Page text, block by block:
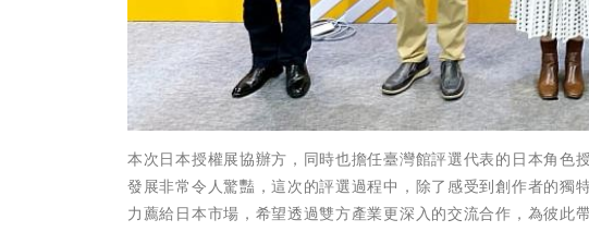
本次日本授權展協辦方，同時也擔任臺灣館評選代表的日本角色
發展非常令人驚豔，這次的評選過程中，除了感受到創作者的
力薦給日本市場，希望透過雙方產業更深入的交流合作，為彼此